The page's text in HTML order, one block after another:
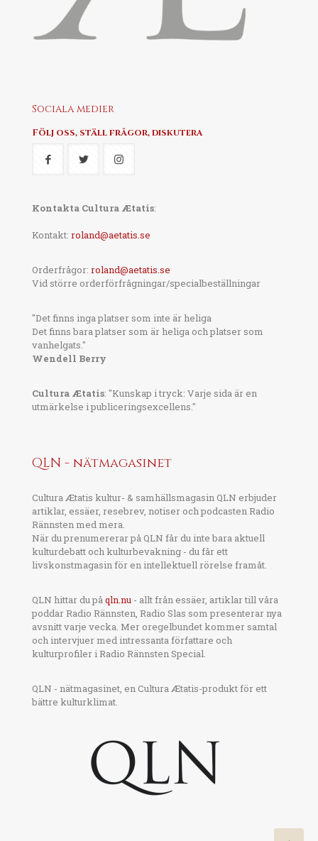
Sociala medier
Följ oss, ställ frågor, diskutera
Kontakta Cultura Ætatis:
Kontakt: roland@aetatis.se
Orderfrågor: roland@aetatis.se
Vid större orderförfrågningar/specialbeställningar
"Det finns inga platser som inte är heliga
Det finns bara platser som är heliga och platser som
vanhelgats."
Wendell Berry
Cultura Ætatis: "Kunskap i tryck: Varje sida är en
utmärkelse i publiceringsexcellens."
QLN - nätmagasinet
Cultura Ætatis kultur- & samhällsmagasin QLN erbjuder
artiklar, essäer, resebrev, notiser och podcasten Radio
Rännsten med mera.
När du prenumererar på QLN får du inte bara aktuell
kulturdebatt och kulturbevakning - du får ett
livskonstmagasin för en intellektuell rörelse framåt.
QLN hittar du påqln.nu - allt från essäer, artiklar till våra
poddar Radio Rännsten, Radio Slas som presenterar nya
avsnitt varje vecka. Mer oregelbundet kommer samtal
och intervjuer med intressanta författare och
kulturprofiler i Radio Rännsten Special.
QLN - nätmagasinet, en Cultura Ætatis-produkt för ett
bättre kulturklimat.